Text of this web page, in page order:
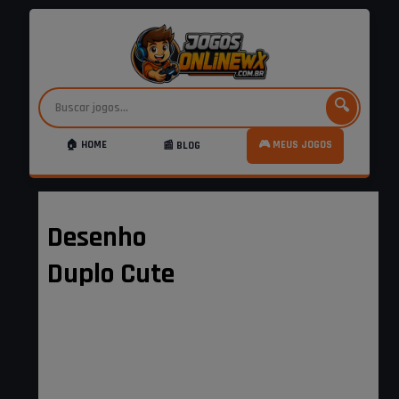
🔍
🏠 HOME 📰 BLOG 🎮 MEUS JOGOS
Desenho
Duplo Cute